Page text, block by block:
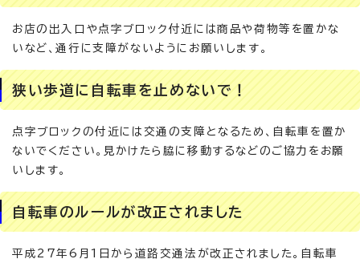
お店の出入口や点字ブロック付近には商品や荷物等を置かな
いなど、通行に支障がないようにお願いします。
狭い歩道に自転車を止めないで！
点字ブロックの付近には交通の支障となるため、自転車を置か
ないでください。見かけたら脇に移動するなどのご協力をお願
いします。
自転車のルールが改正されました
平成27年6月1日から道路交通法が改正されました。自転車